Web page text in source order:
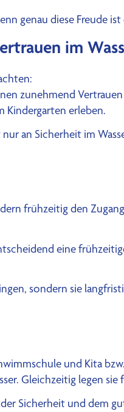
genau diese Freude
im
zunehmend
Kindergarten erleben.
an Sicherheit im
frühzeitig den
eine
sondern sie
und Kita
Gleichzeitig legen
Sicherheit und dem